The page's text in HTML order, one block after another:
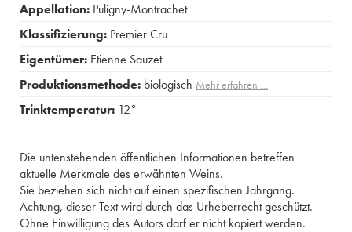
Appellation: Puligny-Montrachet
Klassifizierung: Premier Cru
Eigentümer: Etienne Sauzet
Produktionsmethode: biologisch Mehr erfahren …
Trinktemperatur: 12°
Die untenstehenden öffentlichen Informationen betreffen
aktuelle Merkmale des erwähnten Weins.
Sie beziehen sich nicht auf einen spezifischen Jahrgang.
Achtung, dieser Text wird durch das Urheberrecht geschützt.
Ohne Einwilligung des Autors darf er nicht kopiert werden.